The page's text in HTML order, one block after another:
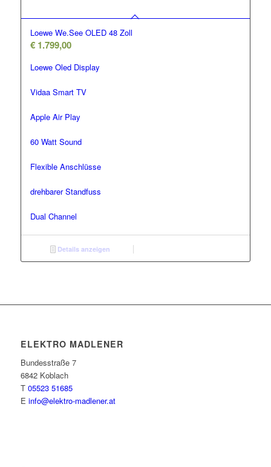
Loewe We.See OLED 48 Zoll
€1.799,00
Loewe Oled Display
Vidaa Smart TV
Apple Air Play
60 Watt Sound
Flexible Anschlüsse
drehbarer Standfuss
Dual Channel
Details anzeigen
ELEKTRO MADLENER
Bundesstraße 7
6842 Koblach
T 05523 51685
E info@elektro-madlener.at